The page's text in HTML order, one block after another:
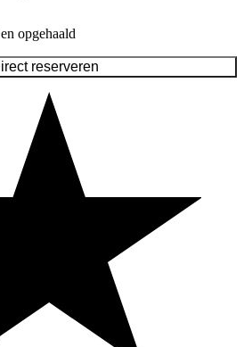
opgehaald
reserveren